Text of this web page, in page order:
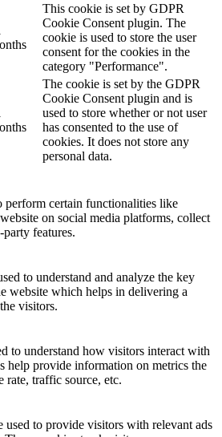
This cookie is set by GDPR
Cookie Consent plugin. The
cookie is used to store the user
consent for the cookies in the
category "Performance".
The cookie is set by the GDPR
Cookie Consent plugin and is
used to store whether or not user
has consented to the use of
cookies. It does not store any
personal data.
perform certain functionalities like
on social media platforms, collect
features.
to understand and analyze the key
website which helps in delivering a
visitors.
to understand how visitors interact with
help provide information on metrics the
rate, traffic source, etc.
used to provide visitors with relevant ads